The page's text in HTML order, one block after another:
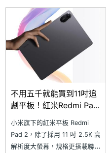
器，更能提供身臨其境的影音表
現。根據 SOGI 合作報價店家
2026 年 4 月的價格來看，
Redm
不用五千就能買到11吋追
劇平板！紅米Redmi Pad
(2026.2)
小米旗下的紅米平板 Redmi
Pad 2，除了採用 11 吋 2.5K 高
解析度大螢幕，規格更搭載聯發